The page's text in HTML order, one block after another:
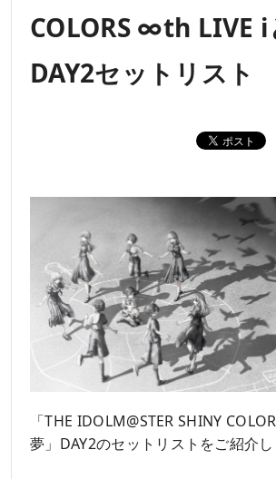
COLORS ∞th LIVE i
DAY2セットリスト
「THE IDOLM@STER SHINY
夢」DAY2のセットリストをご紹介し